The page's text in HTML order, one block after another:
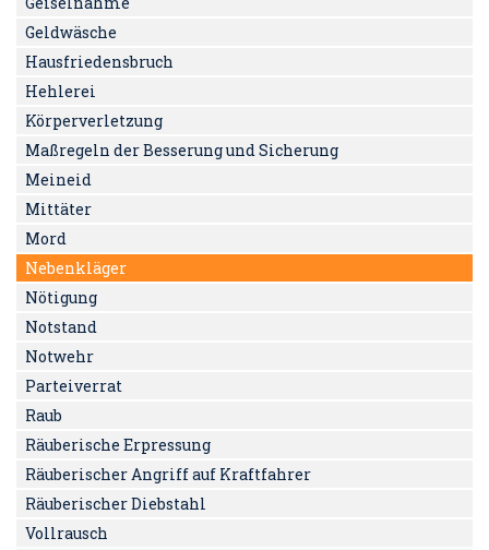
Geldwäsche
Hausfriedensbruch
Hehlerei
Körperverletzung
Maßregeln der Besserung und Sicherung
Meineid
Mittäter
Mord
Nebenkläger
Nötigung
Notstand
Notwehr
Parteiverrat
Raub
Räuberische Erpressung
Räuberischer Angriff auf Kraftfahrer
Räuberischer Diebstahl
Vollrausch